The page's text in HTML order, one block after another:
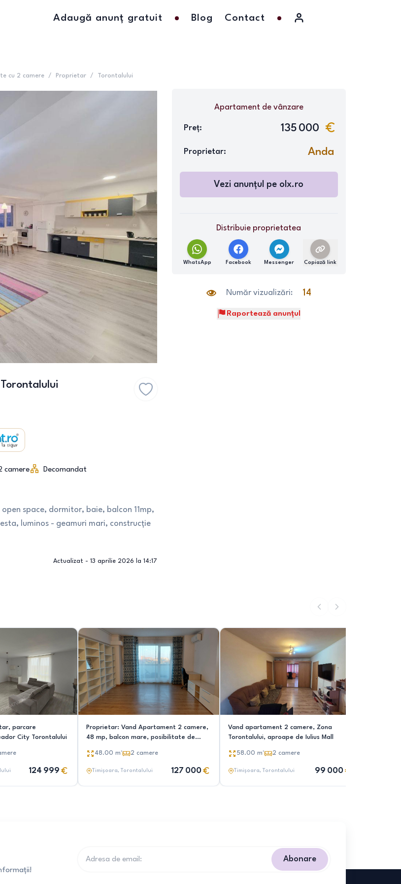
Adaugă anunț gratuit Blog Contact
cu 2 camere / Proprietar / Torontalului
camere Decomandat
space, dormitor, baie, balcon 11mp,
luminos - geamuri mari, construcție
Actualizat - 13 aprilie 2026 la 14:17
Apartamentde vânzare
Preț: 135 000
Proprietar: Anda
Vezi anunțul pe olx.ro
Distribuie proprietatea
WhatsApp Facebook Messenger Copiază link
Număr vizualizări: 14
Raportează anunțul
parcare
City Torontalului
124 999
Proprietar: Vand Apartament 2 camere,
48 mp, balcon mare, posibilitate de
Torontalului (Campeador, lângă Vox)
48.00 m² 2 camere
Timișoara, Torontalului 127 000
Vand apartament 2 camere, Zona
Torontalului, aproape de Iulius Mall
58.00 m² 2 camere
Timișoara, Torontalului 99 000
Abonare